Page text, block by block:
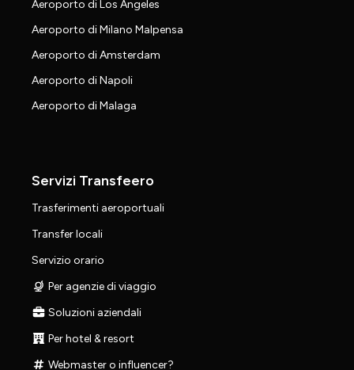
Aeroporto di Los Angeles
Aeroporto di Milano Malpensa
Aeroporto di Amsterdam
Aeroporto di Napoli
Aeroporto di Malaga
Servizi Transfeero
Trasferimenti aeroportuali
Transfer locali
Servizio orario
Per agenzie di viaggio
Soluzioni aziendali
Per hotel & resort
Webmaster o influencer?